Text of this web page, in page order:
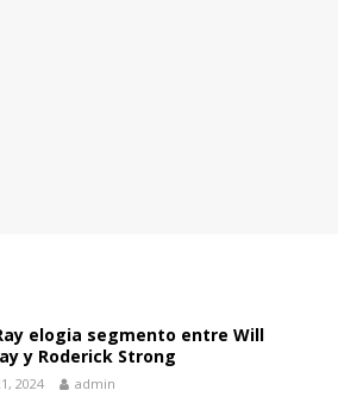
elogia segmento entre Will
y Roderick Strong
2024 admin